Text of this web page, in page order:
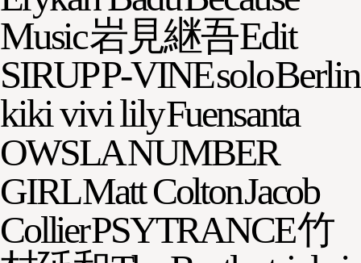
Music岩見継吾Edit
SIRUPP-VINEsoloBerlin
kiki vivi lilyFuensanta
OWSLANUMBER
GIRLMatt ColtonJacob
CollierPSYTRANCE竹